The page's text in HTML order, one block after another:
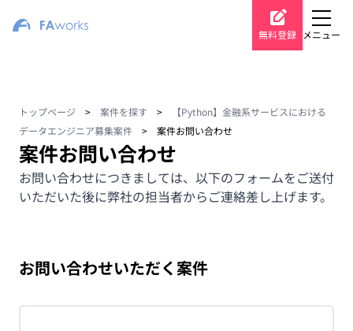
無料登録 メニュー
トップページ > 案件を探す >
【Python】金融系サービスにおける
データエンジニア募集案件
> 案件お問い合わせ
案件お問い合わせ
お問い合わせにつきましては、以下のフォームをご送付
いただいた後に弊社の担当者からご連絡差し上げます。
お問い合わせいただく案件